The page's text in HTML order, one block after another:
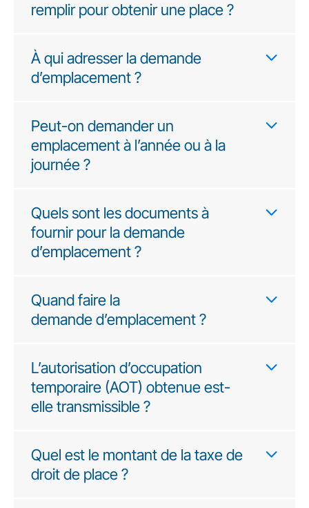
remplir pour obtenir une place ?
À qui adresser la demande
d’emplacement ?
Peut-on demander un
emplacement à l’année ou à la
journée ?
Quels sont les documents à
fournir pour la demande
d’emplacement ?
Quand faire la
demande d’emplacement ?
L’autorisation d’occupation
temporaire (AOT) obtenue est-
elle transmissible ?
Quel est le montant de la taxe de
droit de place ?